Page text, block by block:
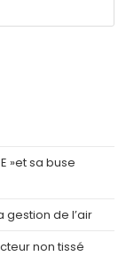
»et sa buse
gestion de l’air
non tissé